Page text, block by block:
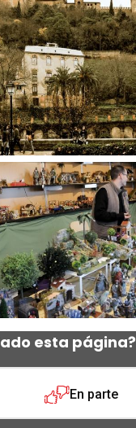
esta página?
En parte